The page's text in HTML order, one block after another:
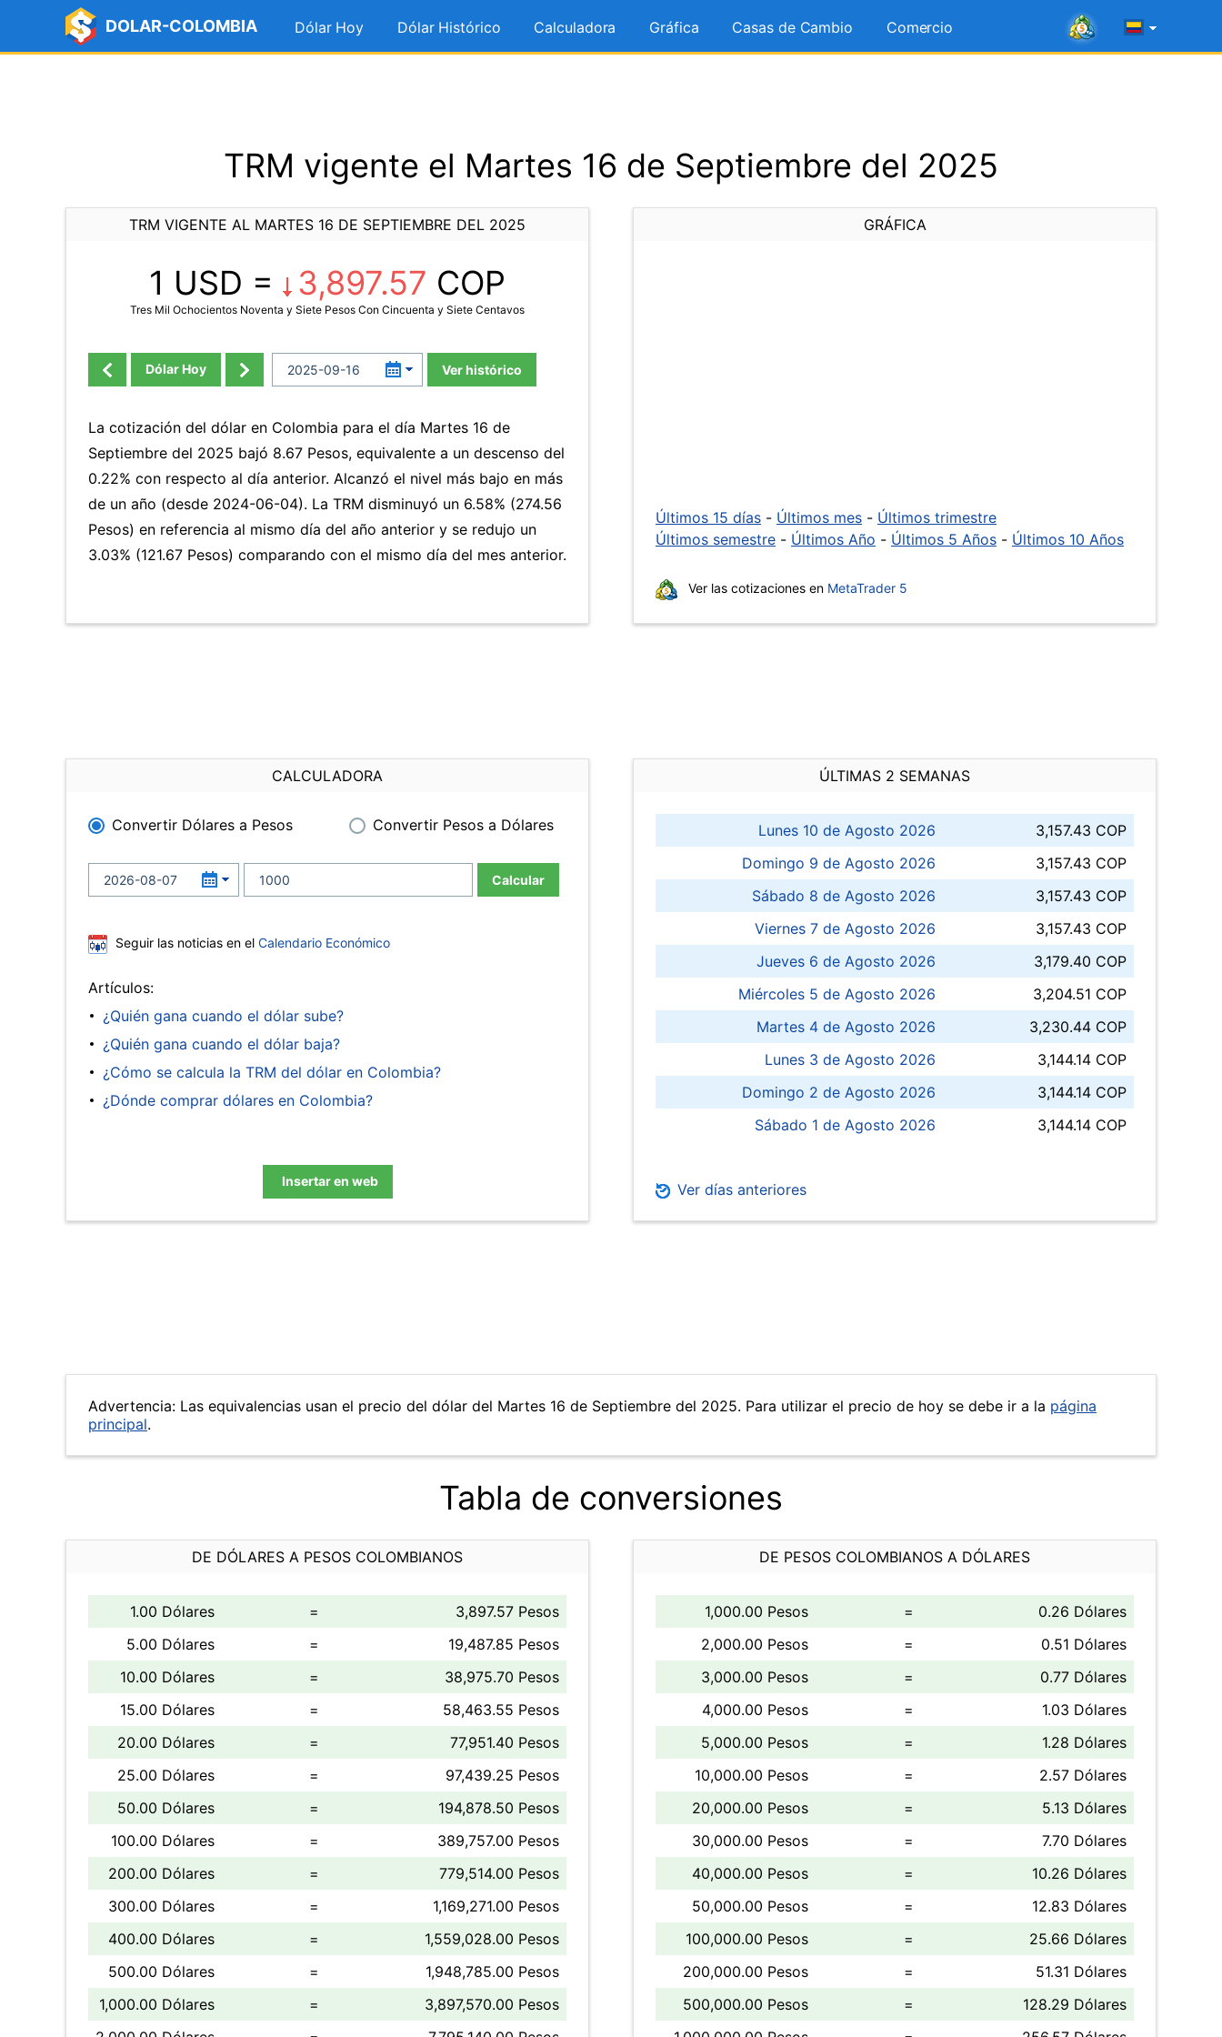
DOLAR-COLOMBIA Dólar Hoy Dólar Histórico Calculadora Gráfica Casas de Cambio Comercio
TRM vigente el Martes 16 de Septiembre del 2025
TRM VIGENTE AL MARTES 16 DE SEPTIEMBRE DEL 2025
1 USD = 3,897.57 COP
Tres Mil Ochocientos Noventa y Siete Pesos Con Cincuenta y Siete Centavos
Dólar Hoy Ver histórico
La cotización del dólar en Colombia para el día Martes 16 de
Septiembre del 2025 bajó 8.67 Pesos, equivalente a un descenso del
0.22% con respecto al día anterior. Alcanzó el nivel más bajo en más
de un año (desde 2024-06-04). La TRM disminuyó un 6.58% (274.56
Pesos) en referencia al mismo día del año anterior y se redujo un
3.03% (121.67 Pesos) comparando con el mismo día del mes anterior.
GRÁFICA
Últimos 15 días - Últimos mes - Últimos trimestre
Últimos semestre - Últimos Año - Últimos 5 Años - Últimos 10 Años
Ver las cotizaciones en MetaTrader 5
CALCULADORA
Convertir Dólares a Pesos Convertir Pesos a Dólares
Calcular
Seguir las noticias en el Calendario Económico
Artículos:
¿Quién gana cuando el dólar sube?
¿Quién gana cuando el dólar baja?
¿Cómo se calcula la TRM del dólar en Colombia?
¿Dónde comprar dólares en Colombia?
Insertar en web
ÚLTIMAS 2 SEMANAS
Lunes 10 de Agosto 2026
3,157.43 COP
Domingo 9 de Agosto 2026
3,157.43 COP
Sábado 8 de Agosto 2026
3,157.43 COP
Viernes 7 de Agosto 2026
3,157.43 COP
Jueves 6 de Agosto 2026
3,179.40 COP
Miércoles 5 de Agosto 2026
3,204.51 COP
Martes 4 de Agosto 2026
3,230.44 COP
Lunes 3 de Agosto 2026
3,144.14 COP
Domingo 2 de Agosto 2026
3,144.14 COP
Sábado 1 de Agosto 2026
3,144.14 COP
Ver días anteriores
Advertencia: Las equivalencias usan el precio del dólar del Martes 16 de Septiembre del 2025. Para utilizar el precio de hoy se debe ir a la página
principal.
Tabla de conversiones
DE DÓLARES A PESOS COLOMBIANOS
1.00 Dólares =
3,897.57 Pesos
5.00 Dólares
=
19,487.85 Pesos
10.00 Dólares
=
38,975.70 Pesos
15.00 Dólares
=
58,463.55 Pesos
20.00 Dólares
=
77,951.40 Pesos
25.00 Dólares
=
97,439.25 Pesos
50.00 Dólares
=
194,878.50 Pesos
100.00 Dólares
=
389,757.00 Pesos
200.00 Dólares
=
779,514.00 Pesos
300.00 Dólares
=
1,169,271.00 Pesos
400.00 Dólares
=
1,559,028.00 Pesos
500.00 Dólares
=
1,948,785.00 Pesos
1,000.00 Dólares
=
3,897,570.00 Pesos
DE PESOS COLOMBIANOS A DÓLARES
1,000.00 Pesos =
0.26 Dólares
2,000.00 Pesos
=
0.51 Dólares
3,000.00 Pesos
=
0.77 Dólares
4,000.00 Pesos
=
1.03 Dólares
5,000.00 Pesos
=
1.28 Dólares
10,000.00 Pesos
=
2.57 Dólares
20,000.00 Pesos
=
5.13 Dólares
30,000.00 Pesos
=
7.70 Dólares
40,000.00 Pesos
=
10.26 Dólares
50,000.00 Pesos
=
12.83 Dólares
100,000.00 Pesos
=
25.66 Dólares
200,000.00 Pesos
=
51.31 Dólares
500,000.00 Pesos
=
128.29 Dólares